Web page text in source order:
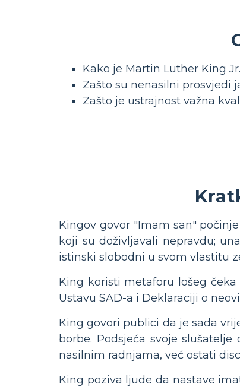
Kako je Martin Luther King
Zašto su nenasilni prosvjedi
Zašto je ustrajnost važna
Kingov govor "Imam san"
koji su doživljavali nepravdu;
istinski slobodni u svom vlastitu
King koristi metaforu lošeg
Ustavu SAD-a i Deklaraciji o
King govori publici da je sada
borbe. Podsjeća svoje
nasilnim radnjama, već ostati
King poziva ljude da nastave